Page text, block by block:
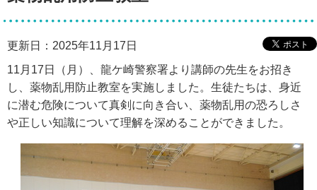
更新日：2025年11月17日
11月17日（月）、龍ケ崎警察署より講師の先生をお招き
し、薬物乱用防止教室を実施しました。生徒たちは、身近
に潜む危険について真剣に向き合い、薬物乱用の恐ろしさ
や正しい知識について理解を深めることができました。